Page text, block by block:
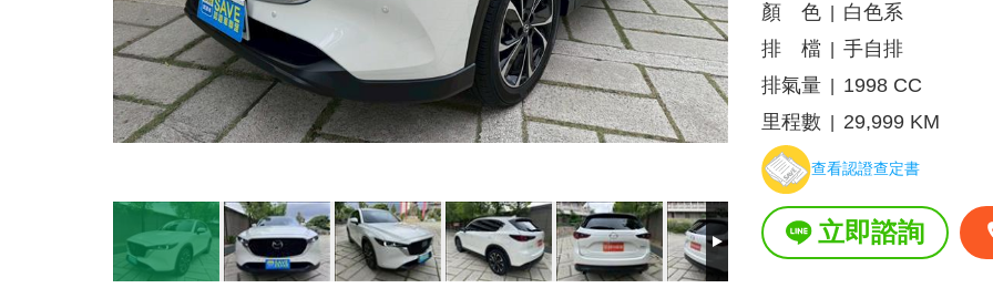
顏 色
白色系
排 檔
手自排
排氣量
1998 CC
里程數
29,999 KM
查看認證查定書
立即諮詢